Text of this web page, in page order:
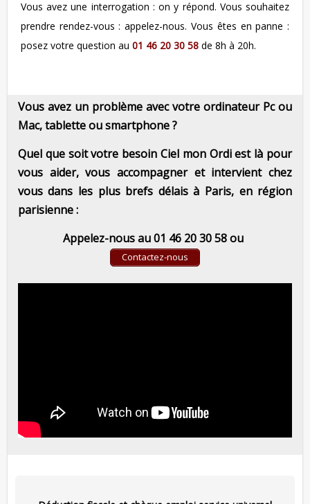
Vous avez une interrogation : on y répond. Vous souhaitez
prendre rendez-vous : appelez-nous. Vous êtes en panne :
posez votre question au 01 46 20 30 58de 8h à 20h.
Vous avez un problème avec votre ordinateur Pc ou
Mac, tablette ou smartphone ?
Quel que soit votre besoin Ciel mon Ordi est là pour
vous aider, vous accompagner et intervient chez
vous dans les plus brefs délais à Paris, en région
parisienne :
Appelez-nous au 01 46 20 30 58 ou
Contactez-nous